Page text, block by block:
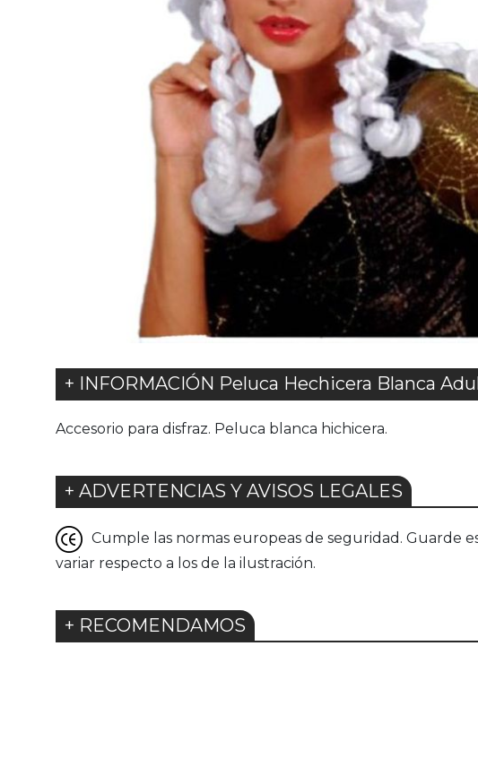
+ INFORMACIÓN Peluca Hechicera Blanca
Accesorio para disfraz. Peluca blanca hichicera.
+ ADVERTENCIAS Y AVISOS LEGALES
Cumple las normas europeas de seguridad. Guarde
variar respecto a los de la ilustración.
+ RECOMENDAMOS